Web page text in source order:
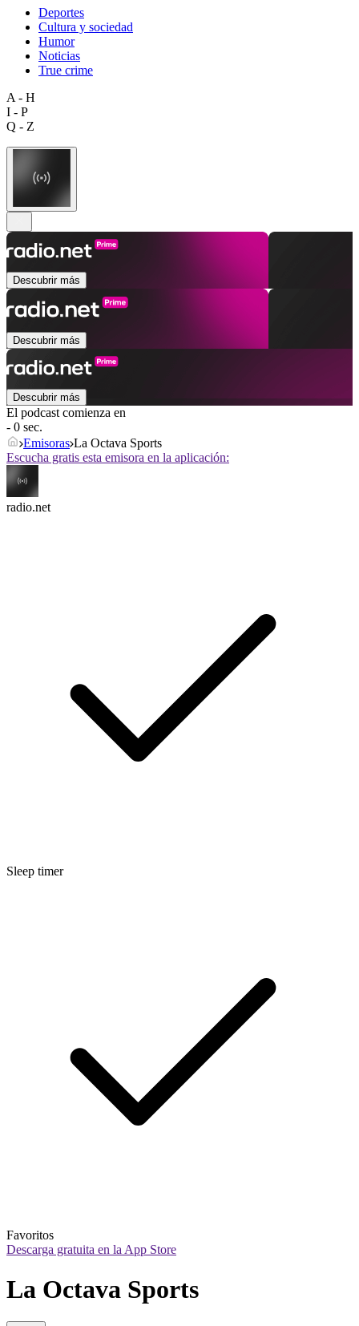
Deportes
Cultura y sociedad
Humor
Noticias
True crime
A - H
I - P
Q - Z
Descubrir más
Descubrir más
Descubrir más
El podcast comienza en
- 0 sec.
Emisoras La Octava Sports
Escucha gratis esta emisora en la aplicación:
radio.net
Sleep timer
Favoritos
Descarga gratuita en la App Store
La Octava Sports